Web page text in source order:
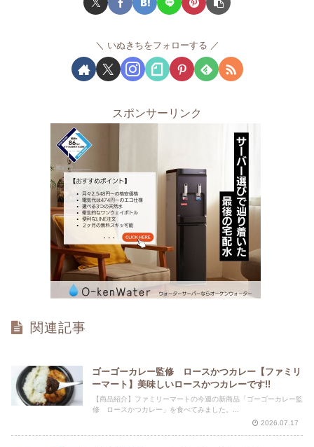
いぬきちをフォローする
スポンサーリンク
関連記事
ゴーゴーカレー監修 ロースかつカレー【ファミリ
ーマート】美味しいロースかつカレーです!!
【商品紹介】ファミリーマートの今週の新商品「ゴーゴーカレー監
修 ロースかつカレー」を食べてみました。...
2026.07.17